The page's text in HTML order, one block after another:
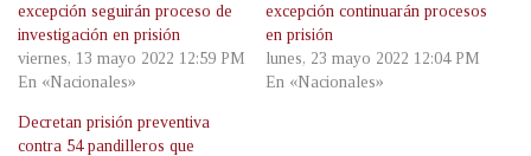
excepción seguirán proceso de
investigación en prisión
viernes, 13 mayo 2022 12:59 PM
En «Nacionales»
excepción continuarán procesos
en prisión
lunes, 23 mayo 2022 12:04 PM
En «Nacionales»
Decretan prisión preventiva
contra 54 pandilleros que